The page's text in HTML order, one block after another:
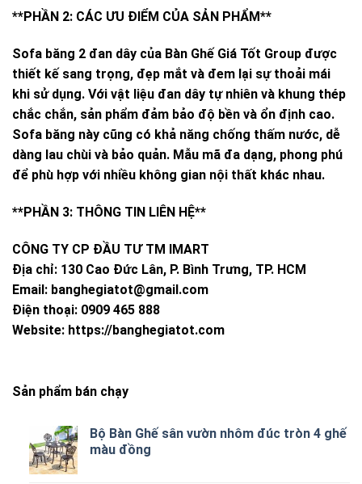
**PHẦN 2: CÁC ƯU ĐIỂM CỦA SẢN PHẨM**
Sofa băng 2 đan dây của Bàn Ghế Giá Tốt Group được
thiết kế sang trọng, đẹp mắt và đem lại sự thoải mái
khi sử dụng. Với vật liệu đan dây tự nhiên và khung thép
chắc chắn, sản phẩm đảm bảo độ bền và ổn định cao.
Sofa băng này cũng có khả năng chống thấm nước, dễ
dàng lau chùi và bảo quản. Mẫu mã đa dạng, phong phú
để phù hợp với nhiều không gian nội thất khác nhau.
**PHẦN 3: THÔNG TIN LIÊN HỆ**
CÔNG TY CP ĐẦU TƯ TM IMART
Địa chỉ: 130 Cao Đức Lân, P. Bình Trưng, TP. HCM
Email: banghegiatot@gmail.com
Điện thoại: 0909 465 888
Website: https://banghegiatot.com
Sản phẩm bán chạy
Bộ Bàn Ghế sân vườn nhôm đúc tròn 4 ghế
màu đồng